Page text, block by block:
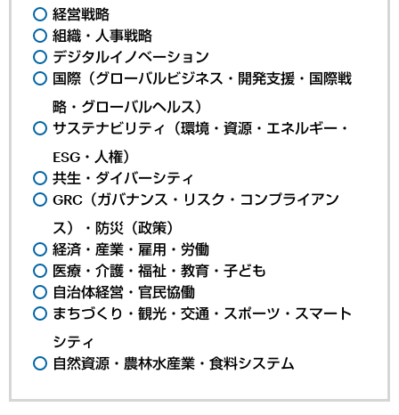
経営戦略
組織・人事戦略
デジタルイノベーション
国際（グローバルビジネス・開発支援・国際戦
略・グローバルヘルス）
サステナビリティ（環境・資源・エネルギー・
ESG・人権）
共生・ダイバーシティ
GRC（ガバナンス・リスク・コンプライアン
ス）・防災（政策）
経済・産業・雇用・労働
医療・介護・福祉・教育・子ども
自治体経営・官民協働
まちづくり・観光・交通・スポーツ・スマート
シティ
自然資源・農林水産業・食料システム